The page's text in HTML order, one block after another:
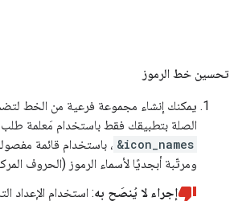
تحسين خط الرموز
يمكنك إنشاء مجموعة فرعية من الخط
الصلة بتطبيقك فقط باستخدام مَعلمة
&icon_names ، باستخدام قائمة
ومرتّبة أبجديًا لأسماء الرموز (الحروف
إجراء لا يُنصَح به: استخدام الإعداد